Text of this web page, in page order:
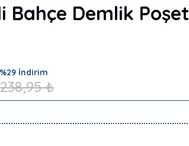
Bahçe Demlik Poşet
%29 İndirim
238,95 ₺